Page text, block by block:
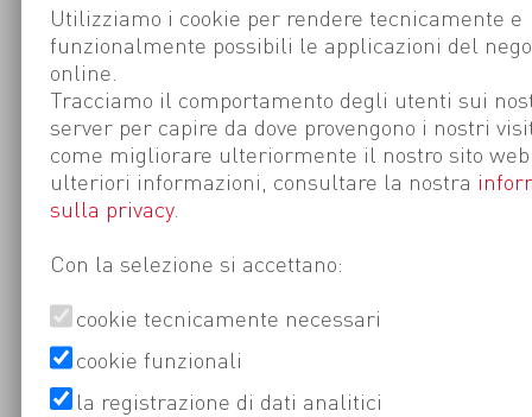
Utilizziamo i cookie per rendere tecnicamente e
funzionalmente possibili le applicazioni del
online.
Tracciamo il comportamento degli utenti sui
server per capire da dove provengono i nostri
come migliorare ulteriormente il nostro sito
ulteriori informazioni, consultare la nostra
sulla privacy.
Con la selezione si accettano:
cookie tecnicamente necessari
cookie funzionali
la registrazione di dati analitici